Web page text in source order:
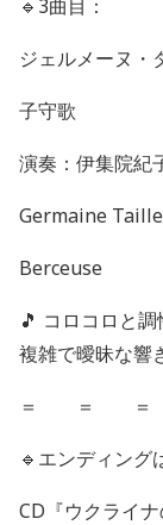
🔹 3曲目：
ジェルメーヌ
子守歌
演奏：伊集院紀
Germaine
Berceuse
🎵 コロコロと
複雑で曖昧な響
＝ ＝ ＝
🔹 エンディング
CD 『ウクライ